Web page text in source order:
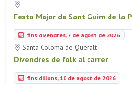
Festa Major de Sant Guim de la
fins divendres, 7 de agost de 2026
Santa Coloma de Queralt
Divendres de folk al carrer
fins dilluns, 10 de agost de 2026